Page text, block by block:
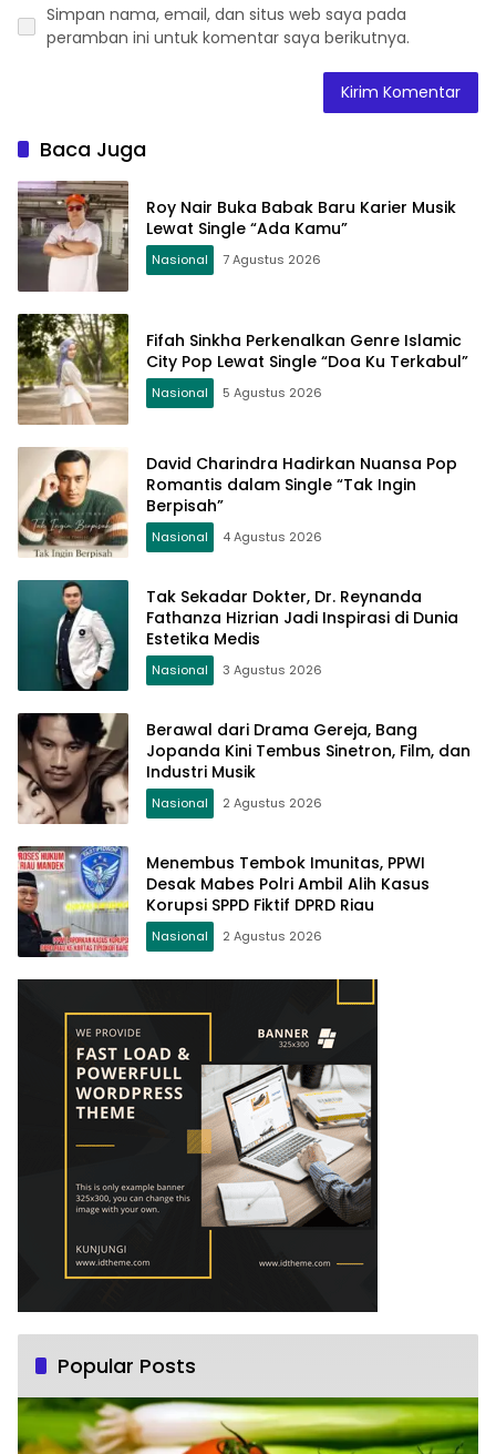
Simpan nama, email, dan situs web saya pada
peramban ini untuk komentar saya berikutnya.
Baca Juga
Roy Nair Buka Babak Baru Karier Musik
Lewat Single “Ada Kamu”
Nasional 7 Agustus 2026
Fifah Sinkha Perkenalkan Genre Islamic
City Pop Lewat Single “Doa Ku Terkabul”
Nasional 5 Agustus 2026
David Charindra Hadirkan Nuansa Pop
Romantis dalam Single “Tak Ingin
Berpisah”
Nasional 4 Agustus 2026
Tak Sekadar Dokter, Dr. Reynanda
Fathanza Hizrian Jadi Inspirasi di Dunia
Estetika Medis
Nasional 3 Agustus 2026
Berawal dari Drama Gereja, Bang
Jopanda Kini Tembus Sinetron, Film, dan
Industri Musik
Nasional 2 Agustus 2026
Menembus Tembok Imunitas, PPWI
Desak Mabes Polri Ambil Alih Kasus
Korupsi SPPD Fiktif DPRD Riau
Nasional 2 Agustus 2026
Popular Posts